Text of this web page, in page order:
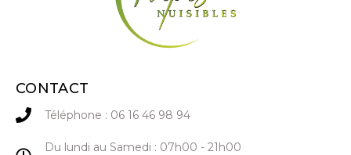
CONTACT
Téléphone : 06 16 46 98 94
Du lundi au Samedi : 07h00 - 21h00